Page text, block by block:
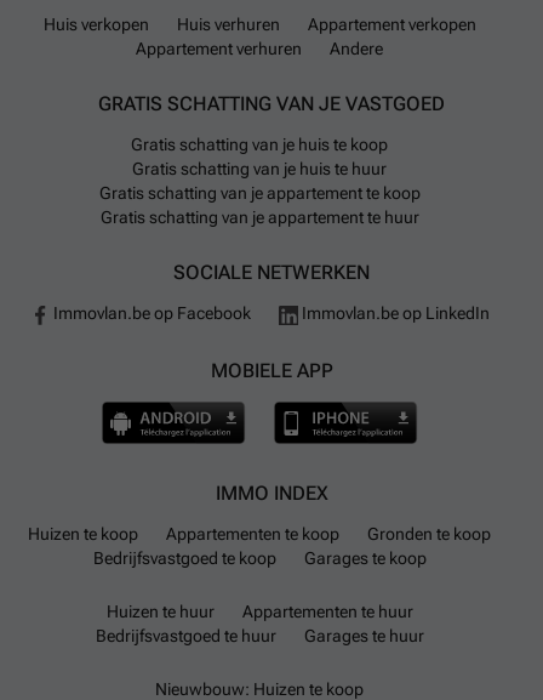
Huis verkopen Huis verhuren
Appartement verkopen
Appartement verhuren
Andere
GRATIS SCHATTING VAN JE VASTGOED
Gratis schatting van je huis te koop
Gratis schatting van je huis te huur
Gratis schatting van je appartement te koop
Gratis schatting van je appartement te huur
SOCIALE NETWERKEN
Immovlan.be op Facebook Immovlan.be op LinkedIn
MOBIELE APP
IMMO INDEX
Huizen te koop Appartementen te koop
Gronden te koop
Bedrijfsvastgoed te koop
Garages te koop
Huizen te huur
Appartementen te huur
Bedrijfsvastgoed te huur
Garages te huur
Nieuwbouw: Huizen te koop